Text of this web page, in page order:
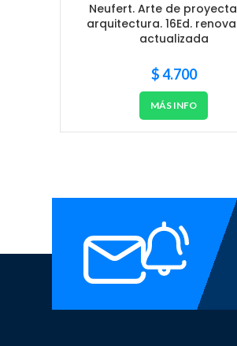
Neufert. Arte de
arquitectura. 16Ed.
actualizada
$4.700
MÁS INFO